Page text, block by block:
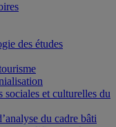
des études
et culturelles du
du cadre bâti